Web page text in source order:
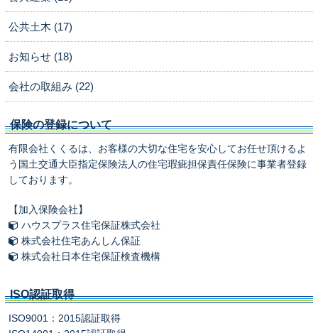
公共土木 (17)
お知らせ (18)
会社の取組み (22)
保険の登録について
有限会社くくるは、お客様の大切な住宅を安心してお任せ頂けるよ
う国土交通大臣指定保険法人の住宅瑕疵担保責任保険に事業者登録
しております。
【加入保険会社】
ハウスプラス住宅保証株式会社
株式会社住宅あんしん保証
株式会社日本住宅保証検査機構
ISO認証取得
ISO9001：2015認証取得